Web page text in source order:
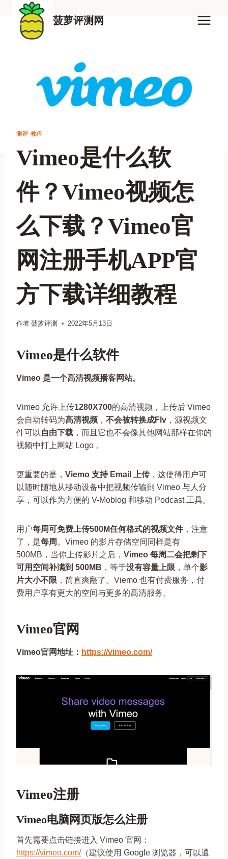
菠萝评测网
测评·教程
Vimeo是什么软
件？Vimeo视频怎
么下载？Vimeo官
网注册手机APP官
方下载详细教程
作者 菠萝评测 2022年5月13日
Vimeo是什么软件
Vimeo 是一个高清视频播客网站。
Vimeo 允许上传1280X700的高清视频，上传后 Vimeo
会自动转码为高清视频 ， 不会被转换成Flv ，源视频文
件可以 自由下载 ，而且它也不会像其他网站那样在你的
视频中打上网站 Logo 。
更重要的是， Viemo 支持 Email 上传，这使得用户可
以随时随地从移动设备中把视频传输到 Vimeo 与人分
享，可以作为方便的 V-Moblog 和移动 Podcast 工具。
用户每周可免费上传500M任何格式的视频文件，注意
了，是每周 。Vimeo 的影片存储空间同样是有
500MB，当你上传影片之后， Vimeo 每周二会把剩下
可用空间补满到 500MB ，等于没有容量上限 ，单个影
片大小不限 ，简直爽翻了。Viemo 也有付费服务，付
费用户享有更大的空间与更多的高清服务。
Vimeo官网
Vimeo官网地址： https://vimeo.com/
Vimeo注册
Vimeo电脑网页版怎么注册
首先需要点击链接进入 Vimeo 官网：
https://vimeo.com/（建议使用 Google 浏览器，可以通